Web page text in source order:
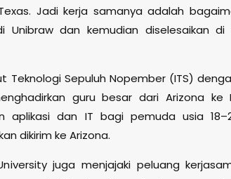
Jadi kerja samanya adalah
dan kemudian diselesaikan di
Sepuluh Nopember (ITS)
guru besar dari Arizona ke
aplikasi dan IT bagi pemuda usia
dikirim ke Arizona.
juga menjajaki peluang